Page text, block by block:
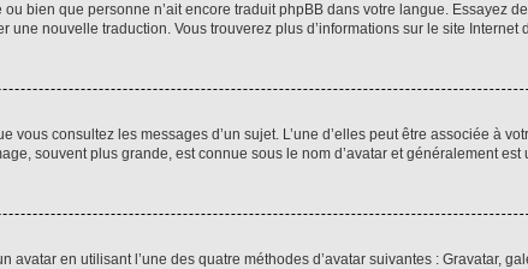
bien que personne n’ait encore traduit phpBB dans votre langue. Essayez
une nouvelle traduction. Vous trouverez plus d’informations sur le site Internet
vous consultez les messages d’un sujet. L’une d’elles peut être associée à
souvent plus grande, est connue sous le nom d’avatar et généralement
en utilisant l’une des quatre méthodes d’avatar suivantes : Gravatar,